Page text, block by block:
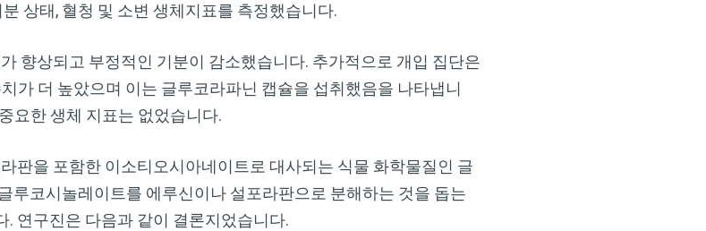
상태, 혈청 및 소변 생체지표를 측정했습니다.
향상되고 부정적인 기분이 감소했습니다. 추가적으로 개입 집단은
가 더 높았으며 이는 글루코라파닌 캡슐을 섭취했음을 나타냅니
요한 생체 지표는 없었습니다.
판을 포함한 이소티오시아네이트로 대사되는 식물 화학물질인 글
루코시놀레이트를 에루신이나 설포라판으로 분해하는 것을 돕는
연구진은 다음과 같이 결론지었습니다.
개인정보 보호 정책 보기